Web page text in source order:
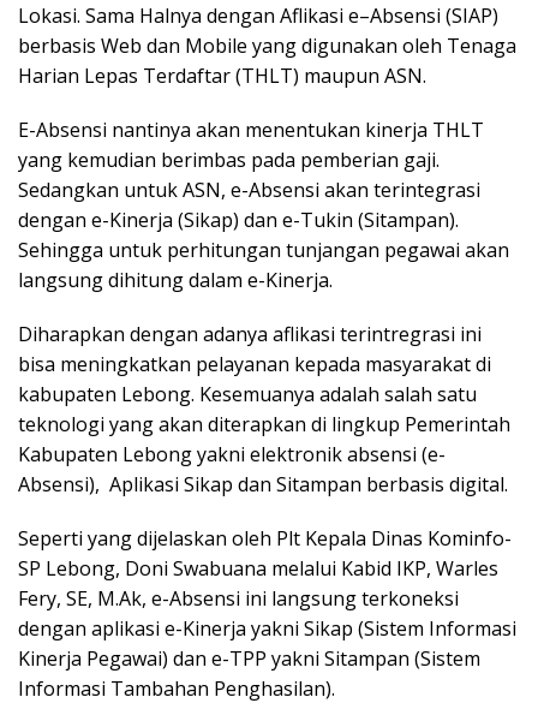
Lokasi. Sama Halnya dengan Aflikasi e–Absensi (SIAP)
berbasis Web dan Mobile yang digunakan oleh Tenaga
Harian Lepas Terdaftar (THLT) maupun ASN.
E-Absensi nantinya akan menentukan kinerja THLT
yang kemudian berimbas pada pemberian gaji.
Sedangkan untuk ASN, e-Absensi akan terintegrasi
dengan e-Kinerja (Sikap) dan e-Tukin (Sitampan).
Sehingga untuk perhitungan tunjangan pegawai akan
langsung dihitung dalam e-Kinerja.
Diharapkan dengan adanya aflikasi terintregrasi ini
bisa meningkatkan pelayanan kepada masyarakat di
kabupaten Lebong. Kesemuanya adalah salah satu
teknologi yang akan diterapkan di lingkup Pemerintah
Kabupaten Lebong yakni elektronik absensi (e-
Absensi), Aplikasi Sikap dan Sitampan berbasis digital.
Seperti yang dijelaskan oleh Plt Kepala Dinas Kominfo-
SP Lebong, Doni Swabuana melalui Kabid IKP, Warles
Fery, SE, M.Ak, e-Absensi ini langsung terkoneksi
dengan aplikasi e-Kinerja yakni Sikap (Sistem Informasi
Kinerja Pegawai) dan e-TPP yakni Sitampan (Sistem
Informasi Tambahan Penghasilan).